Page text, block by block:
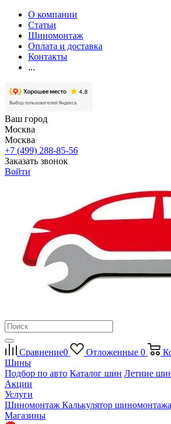
О компании
Статьи
Шиномонтаж
Оплата и доставка
Контакты
...
Ваш город
Москва
Москва
+7 (499) 288-85-56
Заказать звонок
Войти
Сравнение0 Отложенные 0
Шины
Подбор по авто Каталог шин Летние
Акции
Услуги
Шиномонтаж Калькулятор шиномонтажа
Магазины